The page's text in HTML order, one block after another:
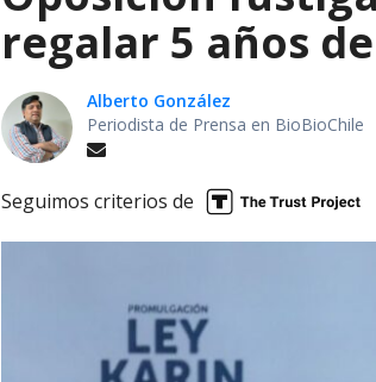
regalar 5 años
Alberto González
Periodista de Prensa en BioBioChile
Seguimos criterios de